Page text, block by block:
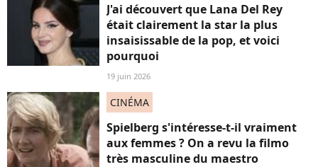
J'ai découvert que Lana Del Rey
était clairement la star la plus
insaisissable de la pop, et voici
pourquoi
19 juin 2026
CINÉMA
Spielberg s'intéresse-t-il vraiment
aux femmes ? On a revu la filmo
très masculine du maestro